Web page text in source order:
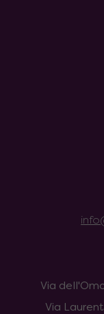
Via
Via